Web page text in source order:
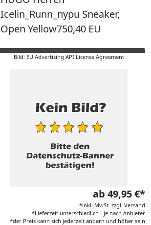
Icelin_Runn_nypu Sneaker,
Open Yellow750,40 EU
Bild: EU Advertising API License Agreement
ab 49,95 €*
*inkl. MwSt. zzgl. Versand
*Lieferzeit unterschiedlich - je nach Anbieter
*der Preis kann sich jederzeit ändern und höher sein